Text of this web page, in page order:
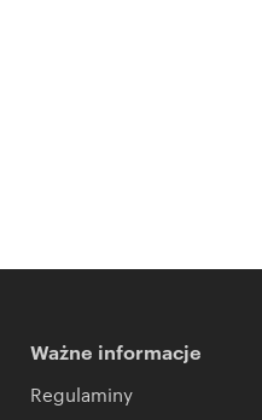
Ważne informacje
Regulaminy